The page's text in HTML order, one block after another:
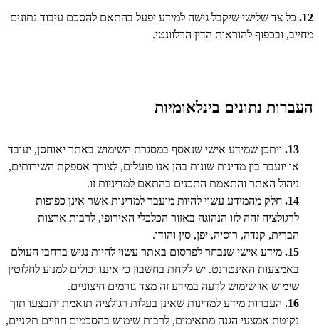
12. כל צד שלישי שיקבל גישה למידע יפעל בהתאם להסכם עיבוד נתונים
מחייב, ובכפוף להוראות הדין הרלוונטי.
העברות נתונים בינלאומיות
13. ייתכן שמידע אישי שנאסף במסגרת השימוש באתר יאוחסן, יעובד
או יועבר בין מדינות שונות בהן אנו פועלים, לצורך אספקת השירותים,
ניהול האתר והתאמת התכנים בהתאם למדיניות זו.
14. חלק מהמידע עשוי להיות מועבר למדינות אשר אינן כפופות
לרגולציה זהה לזו הנהוגה באזור הכלכלי האירופי, לרבות ארצות
הברית, קנדה, רוסיה, יפן, סין והודו.
15. מידע אישי שנבחר לפרסום באתר עשוי להיות נגיש ברחבי העולם
באמצעות האינטרנט. יש לקחת בחשבון כי איננו יכולים למנוע לחלוטין
שימוש או שימוש לרעה במידע זה מצד גורמים חיצוניים.
16. העברות מידע למדינות שאינן בעלות רגולציה תואמת יתבצעו תוך
נקיטת אמצעי הגנה מתאימים, לרבות שימוש בהסכמים חוזיים תקניים,